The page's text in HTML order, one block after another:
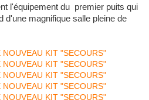
l'équipement du premier puits qui
d'une magnifique salle pleine de